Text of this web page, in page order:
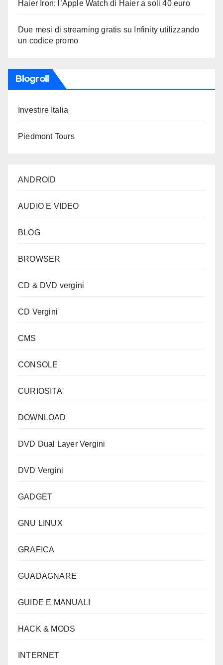
Haier Iron: l’Apple Watch di Haier a soli 40 euro
Due mesi di streaming gratis su Infinity utilizzando
un codice promo
Blogroll
Investire Italia
Piedmont Tours
ANDROID
AUDIO E VIDEO
BLOG
BROWSER
CD & DVD vergini
CD Vergini
CMS
CONSOLE
CURIOSITA'
DOWNLOAD
DVD Dual Layer Vergini
DVD Vergini
GADGET
GNU LINUX
GRAFICA
GUADAGNARE
GUIDE E MANUALI
HACK & MODS
INTERNET